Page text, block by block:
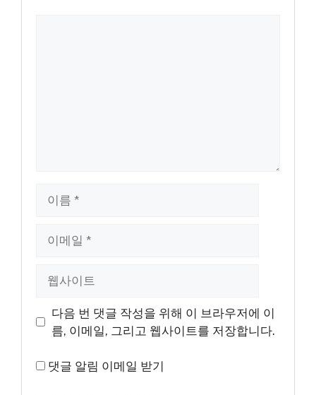
트
다음 번 댓글 작성을 위해 이 브라우저에 이
름, 이메일, 그리고 웹사이트를 저장합니다.
댓글 알림 이메일 받기